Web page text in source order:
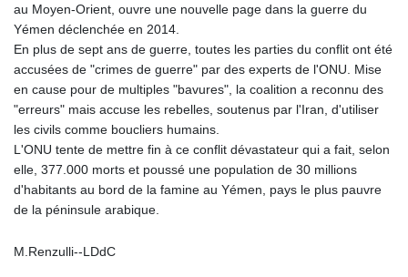
au Moyen-Orient, ouvre une nouvelle page dans la guerre du
Yémen déclenchée en 2014.
En plus de sept ans de guerre, toutes les parties du conflit ont été
accusées de "crimes de guerre" par des experts de l'ONU. Mise
en cause pour de multiples "bavures", la coalition a reconnu des
"erreurs" mais accuse les rebelles, soutenus par l'Iran, d'utiliser
les civils comme boucliers humains.
L'ONU tente de mettre fin à ce conflit dévastateur qui a fait, selon
elle, 377.000 morts et poussé une population de 30 millions
d'habitants au bord de la famine au Yémen, pays le plus pauvre
de la péninsule arabique.
M.Renzulli--LDdC